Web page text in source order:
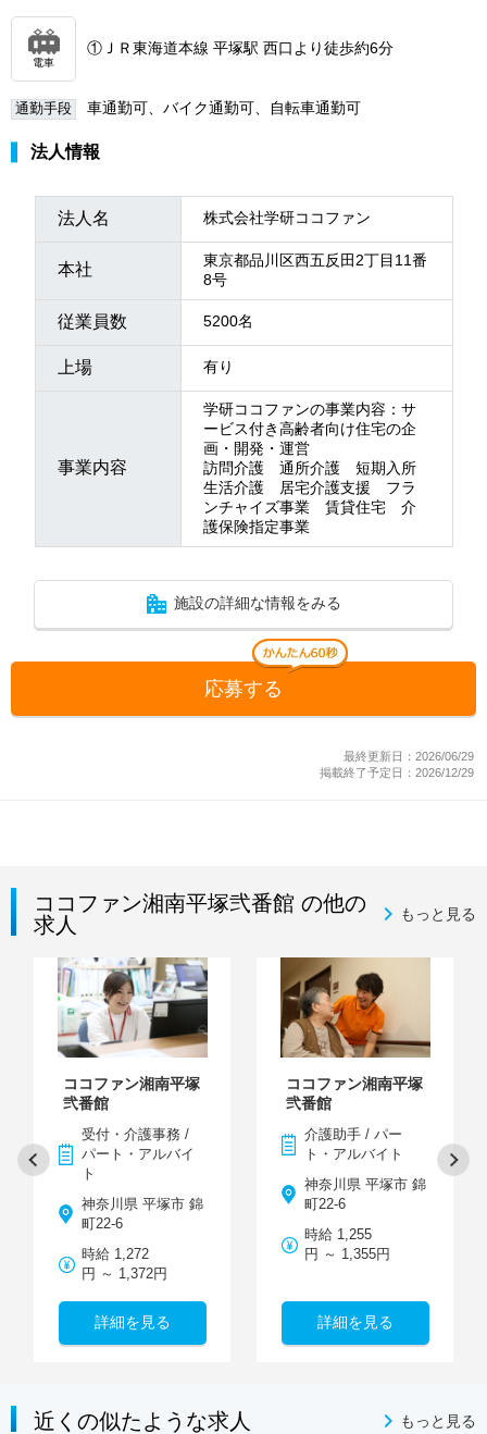
電車
①ＪＲ東海道本線 平塚駅 西口より徒歩約6分
通勤手段 車通勤可、バイク通勤可、自転車通勤可
法人情報
法人名 株式会社学研ココファン
本社
東京都品川区西五反田2丁目11番
8号
従業員数 5200名
上場 有り
事業内容
学研ココファンの事業内容：サ
ービス付き高齢者向け住宅の企
画・開発・運営
訪問介護 通所介護 短期入所
生活介護 居宅介護支援 フラ
ンチャイズ事業 賃貸住宅 介
護保険指定事業
施設の詳細な情報をみる
応募する
最終更新日：2026/06/29
掲載終了予定日：2026/12/29
ココファン湘南平塚弐番館 の他の
求人
もっと見る
ココファン湘南平塚
弐番館
受付・介護事務 /
パート・アルバイ
ト
神奈川県 平塚市 錦
町22-6
時給 1,272
円 ～ 1,372円
詳細を見る
ココファン湘南平塚
弐番館
介護助手 / パー
ト・アルバイト
神奈川県 平塚市 錦
町22-6
時給 1,255
円 ～ 1,355円
詳細を見る
近くの似たような求人 もっと見る